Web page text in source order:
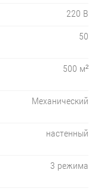
220 В
50
500 м²
Механический
настенный
3 режима